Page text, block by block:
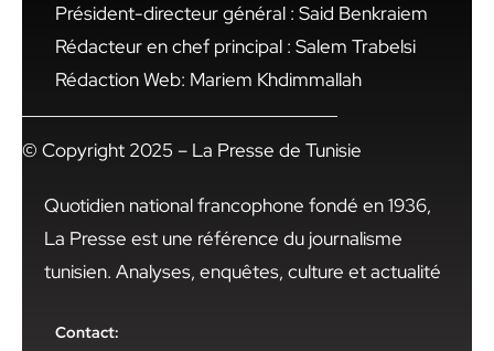
Président-directeur général : Said Benkraiem
Rédacteur en chef principal : Salem Trabelsi
Rédaction Web: Mariem Khdimmallah
© Copyright 2025 – La Presse de Tunisie
Quotidien national francophone fondé en 1936,
La Presse est une référence du journalisme
tunisien. Analyses, enquêtes, culture et actualité
Contact: